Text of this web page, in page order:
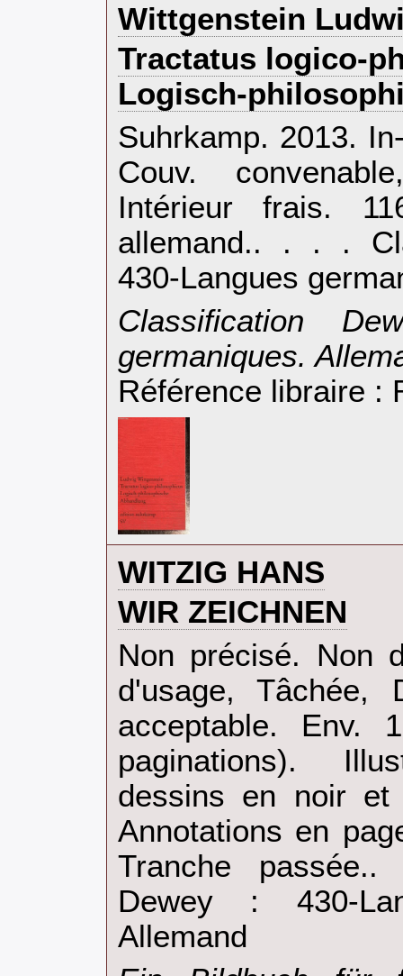
‎Wittgenstein
‎Tractatus logico-
Logisch-
‎Suhrkamp. 2013.
Couv.
Intérieur frais.
allemand.. . . .
430-Langues
‎Classification
germaniques.
Référence libraire :
‎WITZIG HANS‎
‎WIR ZEICHNEN‎
‎Non précisé. Non
d'usage, Tâchée,
acceptable. Env.
paginations).
dessins en noir
Annotations en
Tranche
Dewey : 430-
Allemand‎